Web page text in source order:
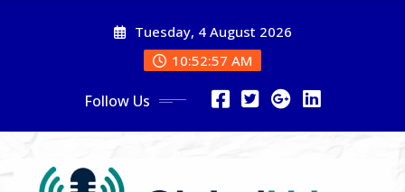
Tuesday, 4 August 2026
10:52:58 AM
Follow Us